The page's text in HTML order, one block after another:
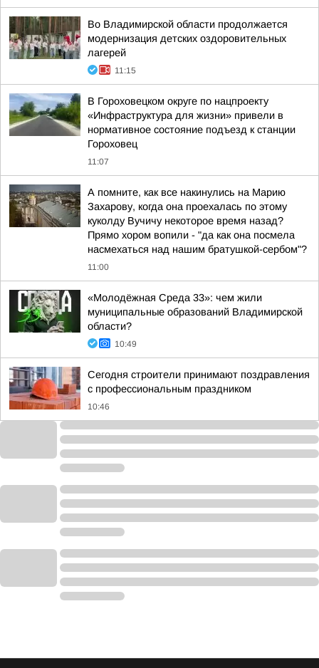
Во Владимирской области продолжается
модернизация детских оздоровительных
лагерей
11:15
В Гороховецком округе по нацпроекту
«Инфраструктура для жизни» привели в
нормативное состояние подъезд к станции
Гороховец
11:07
А помните, как все накинулись на Марию
Захарову, когда она проехалась по этому
куколду Вучичу некоторое время назад?
Прямо хором вопили - "да как она посмела
насмехаться над нашим братушкой-сербом"?
11:00
«Молодёжная Среда 33»: чем жили
муниципальные образований Владимирской
области?
10:49
Сегодня строители принимают поздравления
с профессиональным праздником
10:46